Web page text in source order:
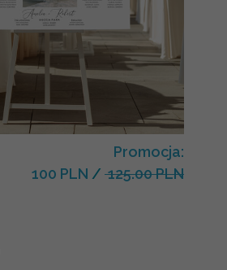
Promocja:
100 PLN / 125.00 PLN